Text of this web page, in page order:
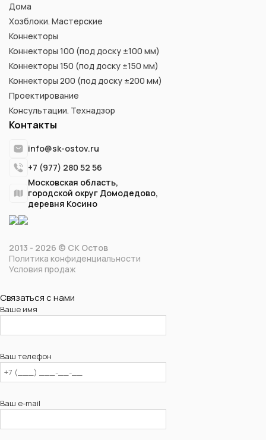
Дома
Хозблоки. Мастерские
Коннекторы
Коннекторы 100 (под доску ±100 мм)
Коннекторы 150 (под доску ±150 мм)
Коннекторы 200 (под доску ±200 мм)
Проектирование
Консультации. Технадзор
Контакты
info@sk-ostov.ru
+7 (977) 280 52 56
Московская область,
городской округ Домодедово,
деревня Косино
2013 - 2026 © СК Остов
Политика конфиденциальности
Условия продаж
Связаться с нами
Ваше имя
Ваш телефон
Ваш e-mail